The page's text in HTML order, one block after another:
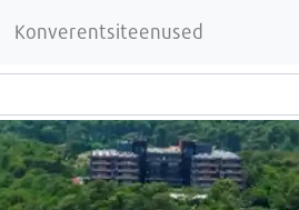
Konverentsiteenused